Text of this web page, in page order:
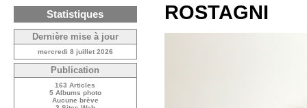
ROSTAGNI
Statistiques
Dernière mise à jour
mercredi 8 juillet 2026
Publication
163 Articles
5 Albums photo
Aucune brève